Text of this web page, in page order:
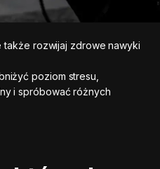
także rozwijaj zdrowe nawyki
poziom stresu,
i spróbować różnych